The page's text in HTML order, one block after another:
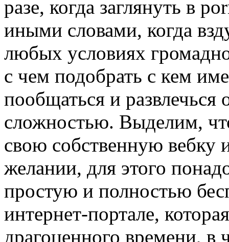
разе, когда заглянуть в
иными словами, когда
любых условиях
с чем подобрать с кем
пообщаться и развлечься
сложностью. Выделим,
свою собственную
желании, для этого
простую и полностью
интернет-портале,
драгоценного времени, в